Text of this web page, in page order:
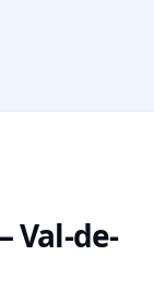
Val-de-